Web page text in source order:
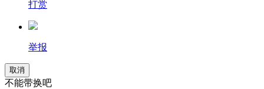
打赏
举报
取消
不能带换吧